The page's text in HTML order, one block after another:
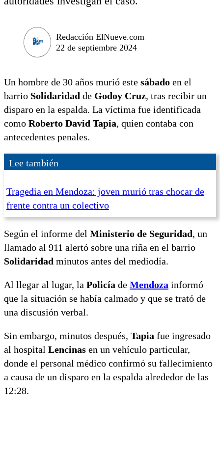
Redacción ElNueve.com
22 de septiembre 2024
Un hombre de 30 años murió este sábado en el
barrio Solidaridad de Godoy Cruz, tras recibir un
disparo en la espalda. La víctima fue identificada
como Roberto David Tapia, quien contaba con
antecedentes penales.
Lee también
Tragedia en Mendoza: joven murió tras chocar de
frente contra un colectivo
Según el informe del Ministerio de Seguridad, un
llamado al 911 alertó sobre una riña en el barrio
Solidaridad minutos antes del mediodía.
Al llegar al lugar, la Policía de Mendoza informó
que la situación se había calmado y que se trató de
una discusión verbal.
Sin embargo, minutos después, Tapia fue ingresado
al hospital Lencinas en un vehículo particular,
donde el personal médico confirmó su fallecimiento
a causa de un disparo en la espalda alrededor de las
12:28.